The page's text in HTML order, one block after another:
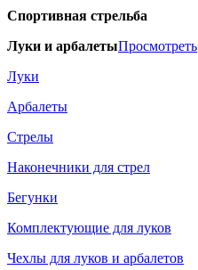
Спортивная стрельба
Луки и арбалетыПросмотреть
Луки
Арбалеты
Стрелы
Наконечники для стрел
Бегунки
Комплектующие для луков
Чехлы для луков и арбалетов